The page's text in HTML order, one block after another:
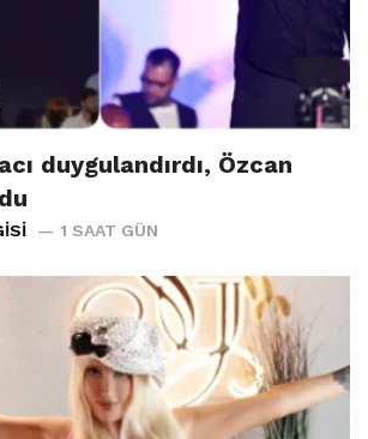
duygulandırdı, Özcan
1 SAAT GÜN